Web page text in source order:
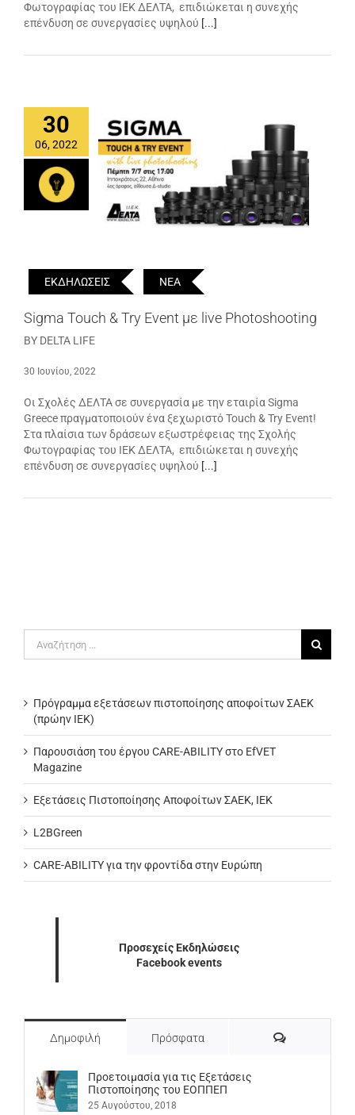
Φωτογραφίας του ΙΕΚ ΔΕΛΤΑ, επιδιώκεται η συνεχής
επένδυση σε συνεργασίες υψηλού [...]
30
06, 2022
ΕΚΔΗΛΩΣΕΙΣ ΝΕΑ
Sigma Touch & Try Event με live Photoshooting
BY DELTA LIFE
30 Ιουνίου, 2022
Οι Σχολές ΔΕΛΤΑ σε συνεργασία με την εταιρία Sigma
Greece πραγματοποιούν ένα ξεχωριστό Touch & Try Event!
Στα πλαίσια των δράσεων εξωστρέφειας της Σχολής
Φωτογραφίας του ΙΕΚ ΔΕΛΤΑ, επιδιώκεται η συνεχής
επένδυση σε συνεργασίες υψηλού [...]
για:
Πρόγραμμα εξετάσεων πιστοποίησης αποφοίτων ΣΑΕΚ
(πρώην ΙΕΚ)
Παρουσιάση του έργου CARE-ABILITY στο EfVET
Magazine
Εξετάσεις Πιστοποίησης Αποφοίτων ΣΑΕΚ, ΙΕΚ
L2BGreen
CARE-ABILITY για την φροντίδα στην Ευρώπη
Προσεχείς Εκδηλώσεις
Facebook events
Δημοφιλή Πρόσφατα Σχόλια
Προετοιμασία για τις Εξετάσεις
Πιστοποίησης του ΕΟΠΠΕΠ
25 Αυγούστου, 2018